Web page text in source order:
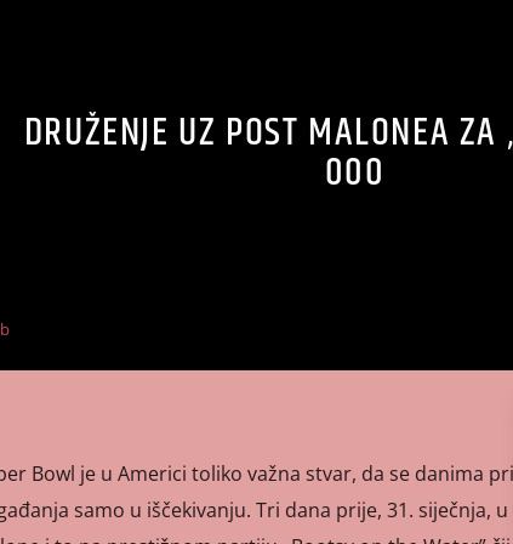
DRUŽENJE UZ POST MALONEA
000
Bowl je u Americi toliko važna stvar, da se danima
samo u iščekivanju. Tri dana prije, 31. siječnja,